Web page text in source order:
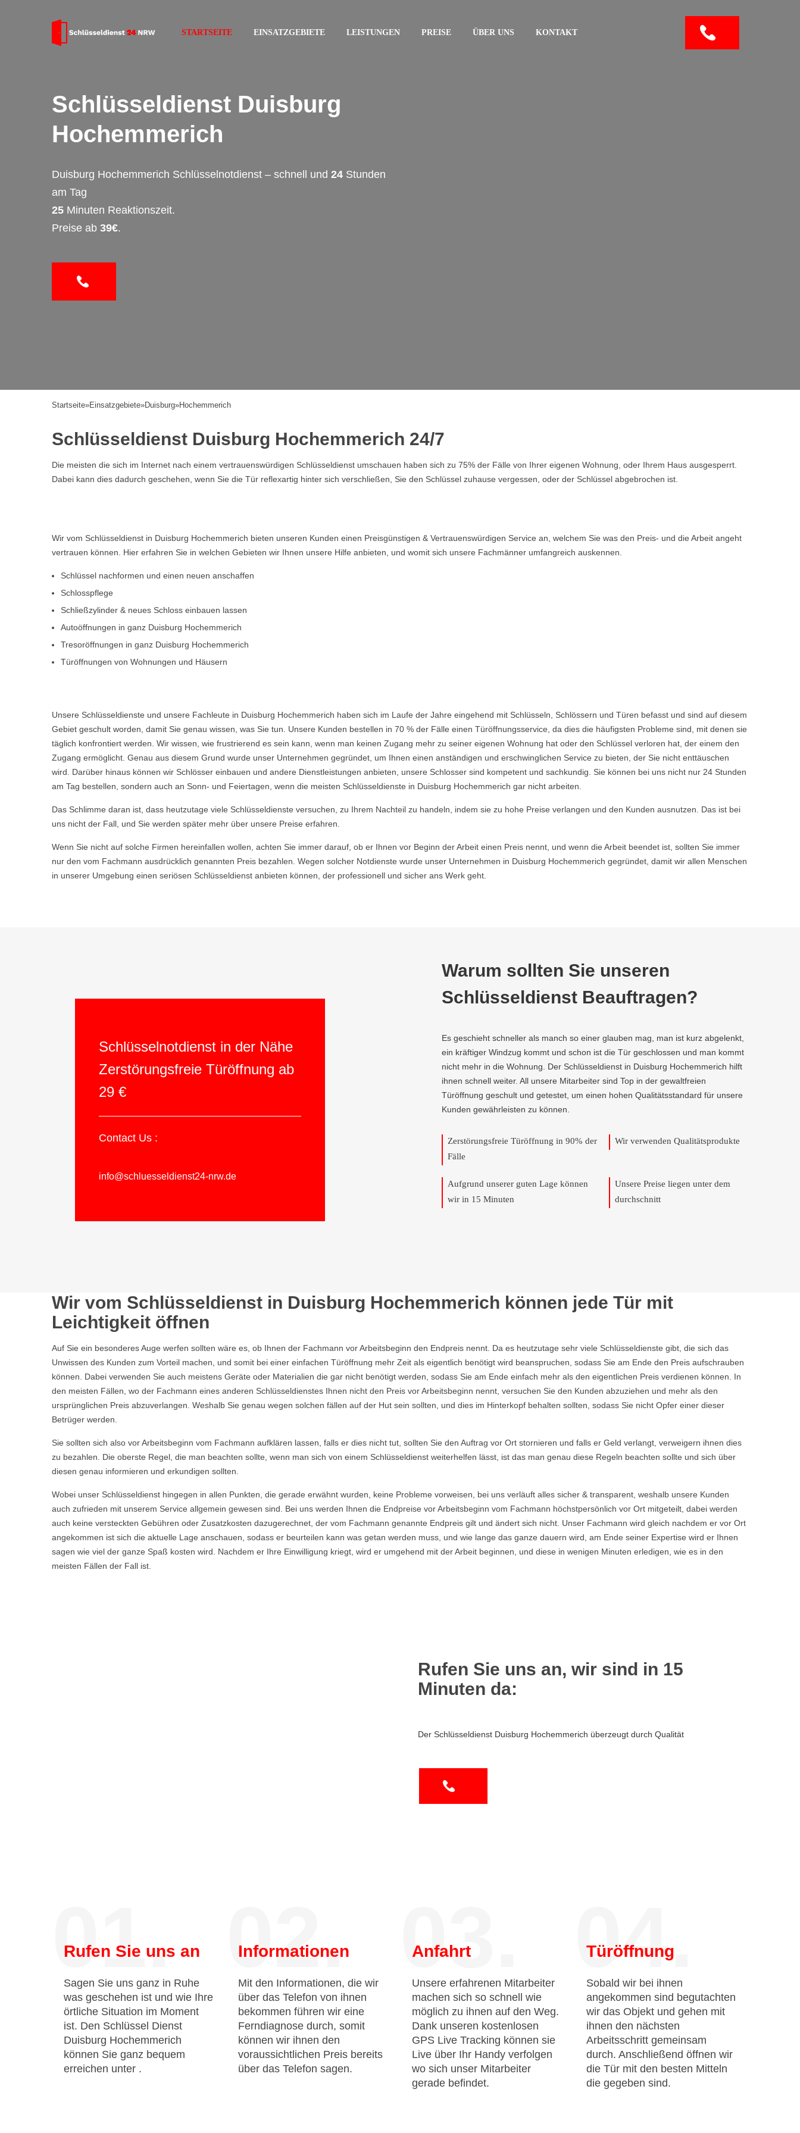
STARTSEITE EINSATZGEBIETE LEISTUNGEN PREISE ÜBER UNS KONTAKT
Schlüsseldienst Duisburg
Hochemmerich
Duisburg Hochemmerich Schlüsselnotdienst – schnell und 24 Stunden
am Tag
25 Minuten Reaktionszeit.
Preise ab 39€.
Startseite»Einsatzgebiete»Duisburg»Hochemmerich
Schlüsseldienst Duisburg Hochemmerich 24/7
Die meisten die sich im Internet nach einem vertrauenswürdigen Schlüsseldienst umschauen haben sich zu 75% der Fälle von Ihrer eigenen Wohnung, oder Ihrem Haus ausgesperrt.
Dabei kann dies dadurch geschehen, wenn Sie die Tür reflexartig hinter sich verschließen, Sie den Schlüssel zuhause vergessen, oder der Schlüssel abgebrochen ist.
Wir vom Schlüsseldienst in Duisburg Hochemmerich bieten unseren Kunden einen Preisgünstigen & Vertrauenswürdigen Service an, welchem Sie was den Preis- und die Arbeit angeht
vertrauen können. Hier erfahren Sie in welchen Gebieten wir Ihnen unsere Hilfe anbieten, und womit sich unsere Fachmänner umfangreich auskennen.
Schlüssel nachformen und einen neuen anschaffen
Schlosspflege
Schließzylinder & neues Schloss einbauen lassen
Autoöffnungen in ganz Duisburg Hochemmerich
Tresoröffnungen in ganz Duisburg Hochemmerich
Türöffnungen von Wohnungen und Häusern
Unsere Schlüsseldienste und unsere Fachleute in Duisburg Hochemmerich haben sich im Laufe der Jahre eingehend mit Schlüsseln, Schlössern und Türen befasst und sind auf diesem
Gebiet geschult worden, damit Sie genau wissen, was Sie tun. Unsere Kunden bestellen in 70 % der Fälle einen Türöffnungsservice, da dies die häufigsten Probleme sind, mit denen sie
täglich konfrontiert werden. Wir wissen, wie frustrierend es sein kann, wenn man keinen Zugang mehr zu seiner eigenen Wohnung hat oder den Schlüssel verloren hat, der einem den
Zugang ermöglicht. Genau aus diesem Grund wurde unser Unternehmen gegründet, um Ihnen einen anständigen und erschwinglichen Service zu bieten, der Sie nicht enttäuschen
wird. Darüber hinaus können wir Schlösser einbauen und andere Dienstleistungen anbieten, unsere Schlosser sind kompetent und sachkundig. Sie können bei uns nicht nur 24 Stunden
am Tag bestellen, sondern auch an Sonn- und Feiertagen, wenn die meisten Schlüsseldienste in Duisburg Hochemmerich gar nicht arbeiten.
Das Schlimme daran ist, dass heutzutage viele Schlüsseldienste versuchen, zu Ihrem Nachteil zu handeln, indem sie zu hohe Preise verlangen und den Kunden ausnutzen. Das ist bei
uns nicht der Fall, und Sie werden später mehr über unsere Preise erfahren.
Wenn Sie nicht auf solche Firmen hereinfallen wollen, achten Sie immer darauf, ob er Ihnen vor Beginn der Arbeit einen Preis nennt, und wenn die Arbeit beendet ist, sollten Sie immer
nur den vom Fachmann ausdrücklich genannten Preis bezahlen. Wegen solcher Notdienste wurde unser Unternehmen in Duisburg Hochemmerich gegründet, damit wir allen Menschen
in unserer Umgebung einen seriösen Schlüsseldienst anbieten können, der professionell und sicher ans Werk geht.
Schlüsselnotdienst in der Nähe
Zerstörungsfreie Türöffnung ab
29 €
Contact Us :
info@schluesseldienst24-nrw.de
Warum sollten Sie unseren
Schlüsseldienst Beauftragen?
Es geschieht schneller als manch so einer glauben mag, man ist kurz abgelenkt,
ein kräftiger Windzug kommt und schon ist die Tür geschlossen und man kommt
nicht mehr in die Wohnung. Der Schlüsseldienst in Duisburg Hochemmerich hilft
ihnen schnell weiter. All unsere Mitarbeiter sind Top in der gewaltfreien
Türöffnung geschult und getestet, um einen hohen Qualitätsstandard für unsere
Kunden gewährleisten zu können.
Zerstörungsfreie Türöffnung in 90% der
Fälle
Wir verwenden Qualitätsprodukte
Aufgrund unserer guten Lage können
wir in 15 Minuten
Unsere Preise liegen unter dem
durchschnitt
Wir vom Schlüsseldienst in Duisburg Hochemmerich können jede Tür mit
Leichtigkeit öffnen
Auf Sie ein besonderes Auge werfen sollten wäre es, ob Ihnen der Fachmann vor Arbeitsbeginn den Endpreis nennt. Da es heutzutage sehr viele Schlüsseldienste gibt, die sich das
Unwissen des Kunden zum Vorteil machen, und somit bei einer einfachen Türöffnung mehr Zeit als eigentlich benötigt wird beanspruchen, sodass Sie am Ende den Preis aufschrauben
können. Dabei verwenden Sie auch meistens Geräte oder Materialien die gar nicht benötigt werden, sodass Sie am Ende einfach mehr als den eigentlichen Preis verdienen können. In
den meisten Fällen, wo der Fachmann eines anderen Schlüsseldienstes Ihnen nicht den Preis vor Arbeitsbeginn nennt, versuchen Sie den Kunden abzuziehen und mehr als den
ursprünglichen Preis abzuverlangen. Weshalb Sie genau wegen solchen fällen auf der Hut sein sollten, und dies im Hinterkopf behalten sollten, sodass Sie nicht Opfer einer dieser
Betrüger werden.
Sie sollten sich also vor Arbeitsbeginn vom Fachmann aufklären lassen, falls er dies nicht tut, sollten Sie den Auftrag vor Ort stornieren und falls er Geld verlangt, verweigern ihnen dies
zu bezahlen. Die oberste Regel, die man beachten sollte, wenn man sich von einem Schlüsseldienst weiterhelfen lässt, ist das man genau diese Regeln beachten sollte und sich über
diesen genau informieren und erkundigen sollten.
Wobei unser Schlüsseldienst hingegen in allen Punkten, die gerade erwähnt wurden, keine Probleme vorweisen, bei uns verläuft alles sicher & transparent, weshalb unsere Kunden
auch zufrieden mit unserem Service allgemein gewesen sind. Bei uns werden Ihnen die Endpreise vor Arbeitsbeginn vom Fachmann höchstpersönlich vor Ort mitgeteilt, dabei werden
auch keine versteckten Gebühren oder Zusatzkosten dazugerechnet, der vom Fachmann genannte Endpreis gilt und ändert sich nicht. Unser Fachmann wird gleich nachdem er vor Ort
angekommen ist sich die aktuelle Lage anschauen, sodass er beurteilen kann was getan werden muss, und wie lange das ganze dauern wird, am Ende seiner Expertise wird er Ihnen
sagen wie viel der ganze Spaß kosten wird. Nachdem er Ihre Einwilligung kriegt, wird er umgehend mit der Arbeit beginnen, und diese in wenigen Minuten erledigen, wie es in den
meisten Fällen der Fall ist.
Rufen Sie uns an, wir sind in 15
Minuten da:
Der Schlüsseldienst Duisburg Hochemmerich überzeugt durch Qualität
01.
Rufen Sie uns an
Sagen Sie uns ganz in Ruhe
was geschehen ist und wie Ihre
örtliche Situation im Moment
ist. Den Schlüssel Dienst
Duisburg Hochemmerich
können Sie ganz bequem
erreichen unter .
02.
Informationen
Mit den Informationen, die wir
über das Telefon von ihnen
bekommen führen wir eine
Ferndiagnose durch, somit
können wir ihnen den
voraussichtlichen Preis bereits
über das Telefon sagen.
03.
Anfahrt
Unsere erfahrenen Mitarbeiter
machen sich so schnell wie
möglich zu ihnen auf den Weg.
Dank unseren kostenlosen
GPS Live Tracking können sie
Live über Ihr Handy verfolgen
wo sich unser Mitarbeiter
gerade befindet.
04.
Türöffnung
Sobald wir bei ihnen
angekommen sind begutachten
wir das Objekt und gehen mit
ihnen den nächsten
Arbeitsschritt gemeinsam
durch. Anschließend öffnen wir
die Tür mit den besten Mitteln
die gegeben sind.